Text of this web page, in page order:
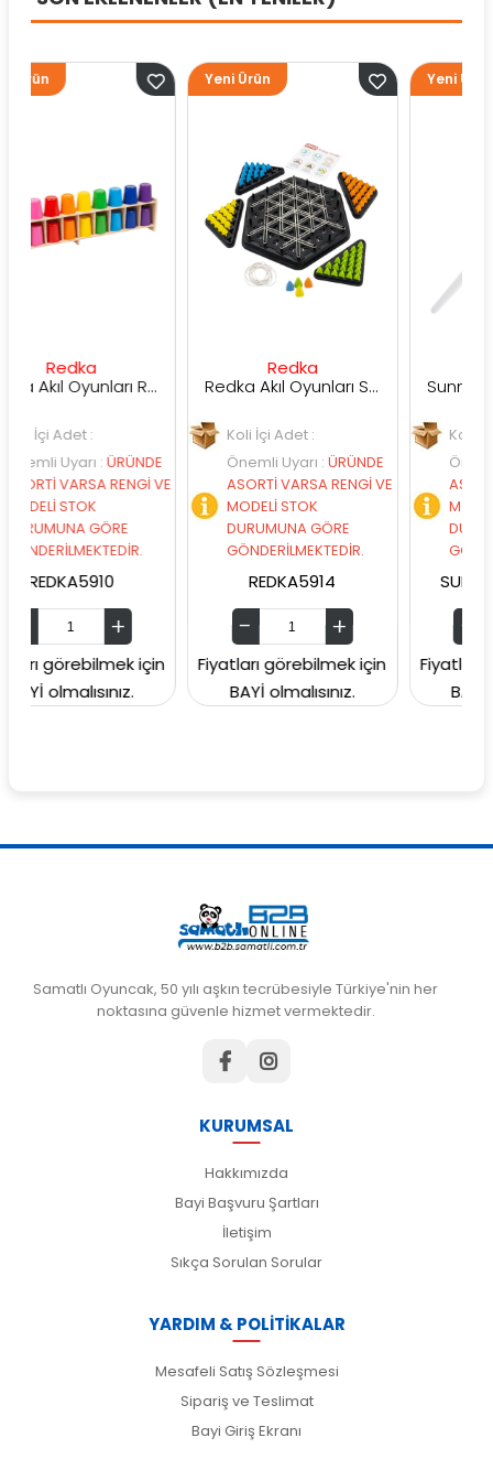
Redka Akıl Oyunları Renk Dedektifi Oyunu
ÜRÜNDE
RENGİ VE
GÖRE
için
Redka Akıl Oyunları Strateji Üçgeni Oyunu
Koli İçi Adet :
Önemli Uyarı:ÜRÜNDE
ASORTİ VARSA RENGİ VE
MODELİ STOK
DURUMUNA GÖRE
GÖNDERİLMEKTEDİR.
REDKA5914
Yeni Ürün
Fiyatları görebilmek için
BAYİ olmalısınız.
Koli İçi Adet :
Önemli Uyarı:
ASORTİ VARSA
MODELİ STOK
DURUMUNA GÖRE
Yeni Ürün
Fiyatları
BAYİ olmalısınız.
Samatlı Oyuncak, 50 yılı aşkın tecrübesiyle Türkiye'nin her
noktasına güvenle hizmet vermektedir.
KURUMSAL
Hakkımızda
Bayi Başvuru Şartları
İletişim
Sıkça Sorulan Sorular
YARDIM & POLİTİKALAR
Mesafeli Satış Sözleşmesi
Sipariş ve Teslimat
Bayi Giriş Ekranı